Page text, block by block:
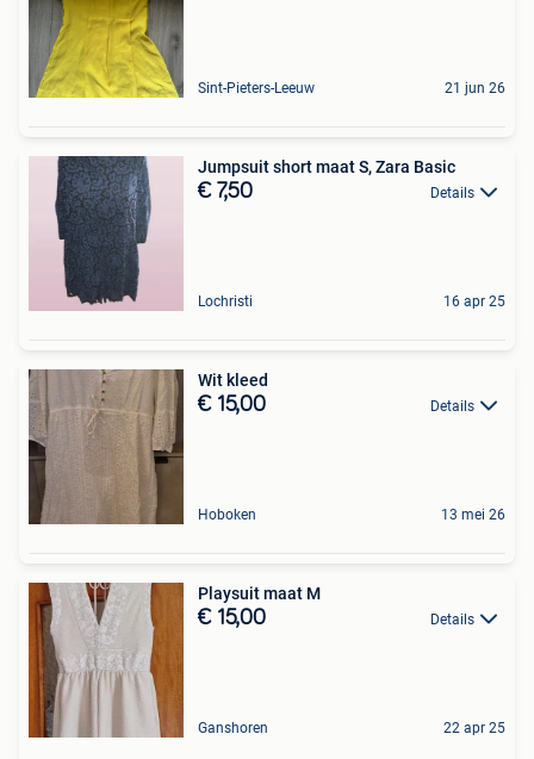
Sint-Pieters-Leeuw 21 jun 26
Jumpsuit short maat S, Zara Basic
€ 7,50 Details
Lochristi 16 apr 25
Wit kleed
€ 15,00 Details
Hoboken 13 mei 26
Playsuit maat M
€ 15,00 Details
Ganshoren 22 apr 25